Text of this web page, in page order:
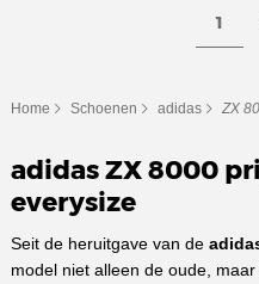
1
Home Schoenen adidas ZX
adidas ZX 8000
everysize
Seit de heruitgave van de
model niet alleen de oude,